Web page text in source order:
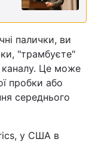
палички, ви
"трамбуєте"
каналу. Це може
пробки або
середнього
у США в